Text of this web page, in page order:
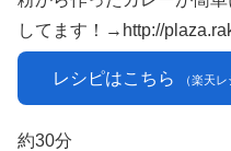
してます！→http://
レシピはこちら （楽天レ
約30分